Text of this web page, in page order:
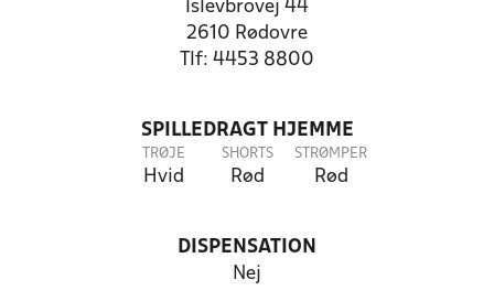
Islevbrovej 44
2610 Rødovre
Tlf: 4453 8800
SPILLEDRAGT HJEMME
TRØJE
Hvid
SHORTS
Rød
STRØMPER
Rød
DISPENSATION
Nej